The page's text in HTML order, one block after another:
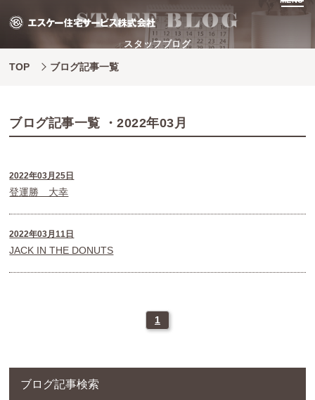
スタッフブログ
TOP ブログ記事一覧
ブログ記事一覧 ・2022年03月
2022年03月25日
登運勝 大幸
2022年03月11日
JACK IN THE DONUTS
1
ブログ記事検索